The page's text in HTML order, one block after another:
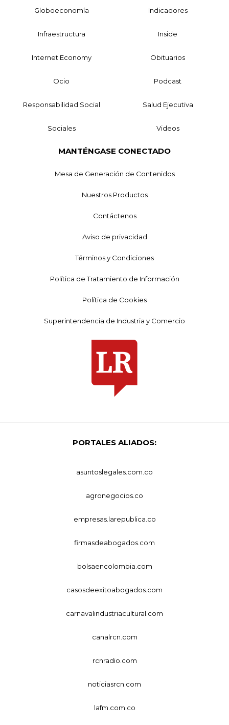
Globoeconomía Indicadores
Infraestructura Inside
Internet Economy Obituarios
Ocio Podcast
Responsabilidad Social Salud Ejecutiva
Sociales Videos
MANTÉNGASE CONECTADO
Mesa de Generación de Contenidos
Nuestros Productos
Contáctenos
Aviso de privacidad
Términos y Condiciones
Política de Tratamiento de Información
Política de Cookies
Superintendencia de Industria y Comercio
PORTALES ALIADOS:
asuntoslegales.com.co
agronegocios.co
empresas.larepublica.co
firmasdeabogados.com
bolsaencolombia.com
casosdeexitoabogados.com
carnavalindustriacultural.com
canalrcn.com
rcnradio.com
noticiasrcn.com
lafm.com.co